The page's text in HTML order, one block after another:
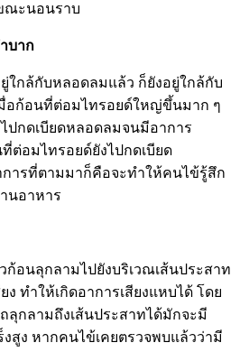
ณะนอนราบ
บาก
ใกล้กับหลอดลมแล้ว ก็ยังอยู่ใกล้กับ
อก้อนที่ต่อมไทรอยด์ใหญ่ขึ้นมาก ๆ
ปกดเบียดหลอดลมจนมีอาการ
ต่อมไทรอยด์ยังไปกดเบียด
ารที่ตามมาก็คือจะทำให้คนไข้รู้สึก
นอาหาร
ก้อนลุกลามไปยังบริเวณเส้นประสาท
ง ทำให้เกิดอาการเสียงแหบได้ โดย
กลามถึงเส้นประสาทได้มักจะมี
งสูง หากคนไข้เคยตรวจพบแล้วว่ามี